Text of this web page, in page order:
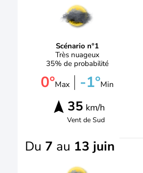
Scénario n°1
Très nuageux
35% de probabilité
0°Max -1°Min
35 km/h
Vent deSud
Du 7 au 13 juin